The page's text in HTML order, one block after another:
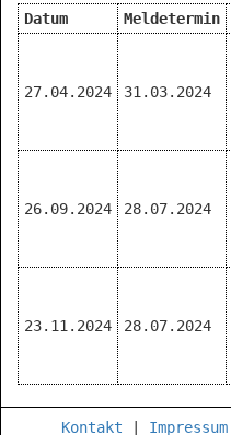
Datum Meldetermin
27.04.2024 31.03.2024
26.09.2024 28.07.2024
23.11.2024 28.07.2024
Kontakt Impressum